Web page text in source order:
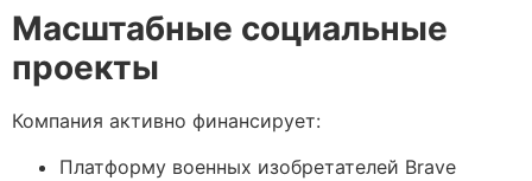
Масштабные социальные
проекты
Компания активно финансирует:
Платформу военных изобретателей Brave